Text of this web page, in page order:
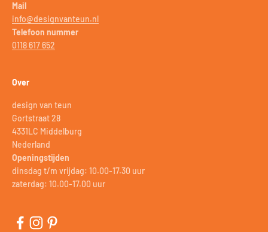
Mail
info@designvanteun.nl
Telefoon nummer
0118 617 652
Over
design van teun
Gortstraat 28
4331LC Middelburg
Nederland
Openingstijden
dinsdag t/m vrijdag: 10.00-17.30 uur
zaterdag: 10.00-17.00 uur